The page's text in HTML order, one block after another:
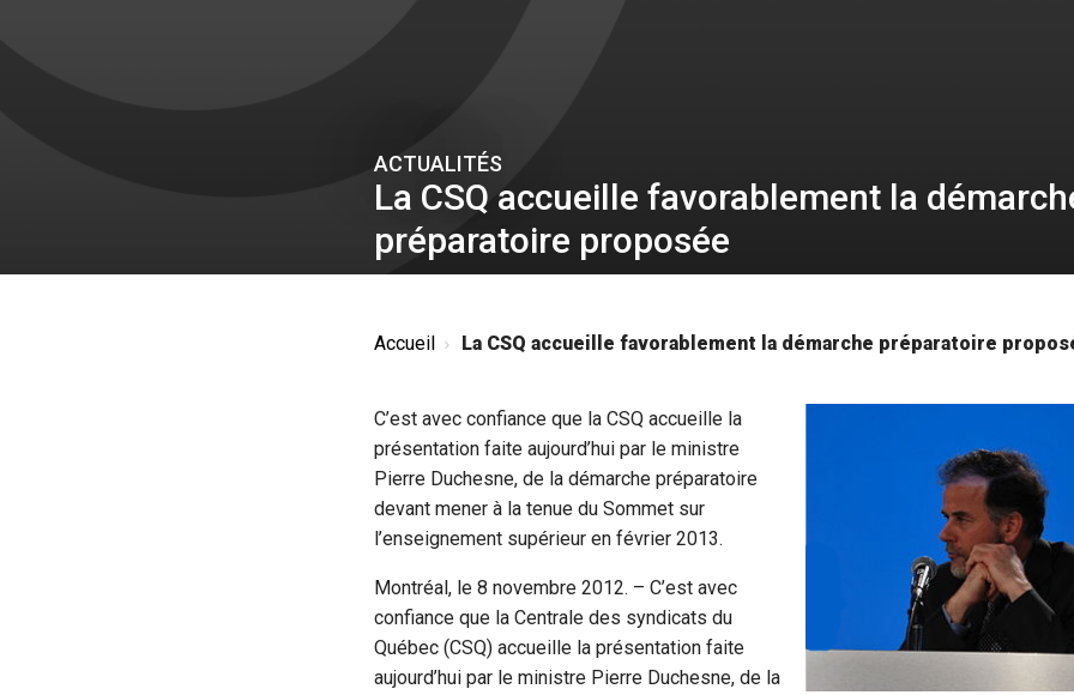
ACTUALITÉS
La CSQ accueille favorablement la
préparatoire proposée
Accueil La CSQ accueille favorablement la démarche préparatoire
C’est avec confiance que la CSQ accueille la
présentation faite aujourd’hui par le ministre
Pierre Duchesne, de la démarche préparatoire
devant mener à la tenue du Sommet sur
l’enseignement supérieur en février 2013.
Montréal, le 8 novembre 2012. – C’est avec
confiance que la Centrale des syndicats du
Québec (CSQ) accueille la présentation faite
aujourd’hui par le ministre Pierre Duchesne, de la